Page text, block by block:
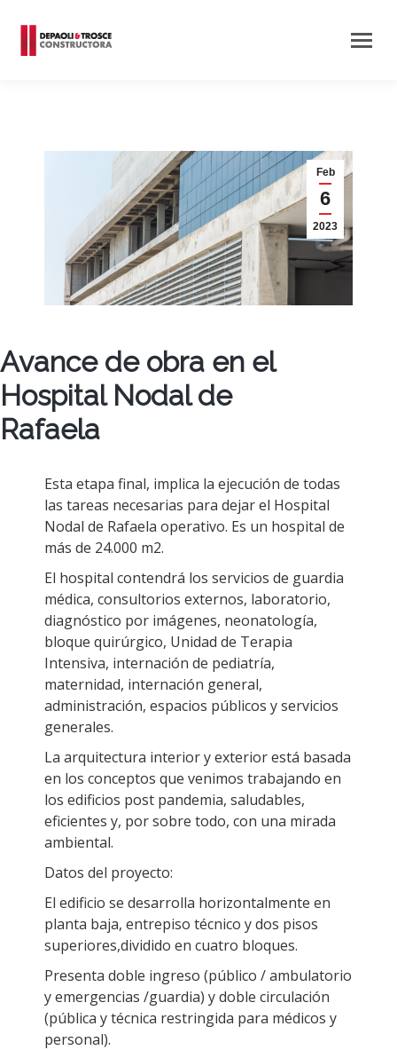
Feb
6
2023
Avance de obra en el
Hospital Nodal de
Rafaela
Esta etapa final, implica la ejecución de todas
las tareas necesarias para dejar el Hospital
Nodal de Rafaela operativo. Es un hospital de
más de 24.000 m2.
El hospital contendrá los servicios de guardia
médica, consultorios externos, laboratorio,
diagnóstico por imágenes, neonatología,
bloque quirúrgico, Unidad de Terapia
Intensiva, internación de pediatría,
maternidad, internación general,
administración, espacios públicos y servicios
generales.
La arquitectura interior y exterior está basada
en los conceptos que venimos trabajando en
los edificios post pandemia, saludables,
eficientes y, por sobre todo, con una mirada
ambiental.
Datos del proyecto:
El edificio se desarrolla horizontalmente en
planta baja, entrepiso técnico y dos pisos
superiores,dividido en cuatro bloques.
Presenta doble ingreso (público / ambulatorio
y emergencias /guardia) y doble circulación
(pública y técnica restringida para médicos y
personal).